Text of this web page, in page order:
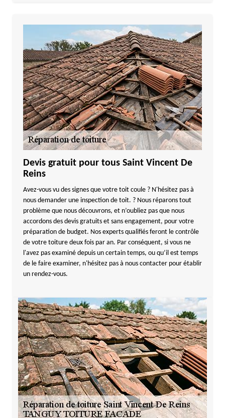
Devis gratuit pour tous Saint Vincent De
Reins
Avez-vous vu des signes que votre toit coule ? N'hésitez pas à
nous demander une inspection de toit. ? Nous réparons tout
problème que nous découvrons, et n’oubliez pas que nous
accordons des devis gratuits et sans engagement, pour votre
préparation de budget. Nos experts qualifiés feront le contrôle
de votre toiture deux fois par an. Par conséquent, si vous ne
l'avez pas examiné depuis un certain temps, ou qu’il est temps
de le faire examiner, n'hésitez pas à nous contacter pour établir
un rendez-vous.